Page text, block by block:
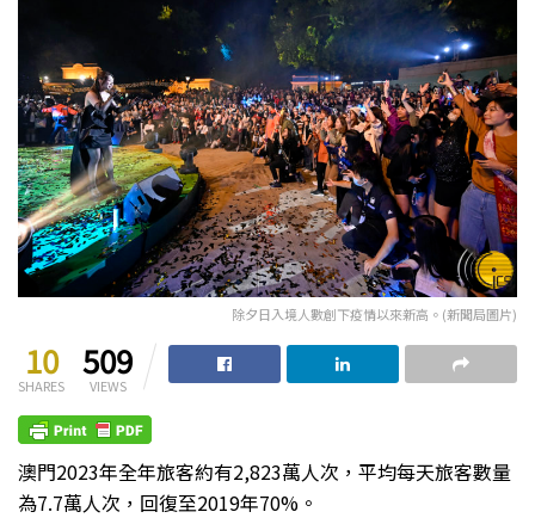
除夕日入境人數創下疫情以來新高。(新聞局圖片)
10
SHARES
509
VIEWS
澳門2023年全年旅客約有2,823萬人次，平均每天旅客數量
為7.7萬人次，回復至2019年70%。